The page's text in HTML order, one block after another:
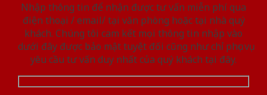
Nhập thông tin để nhận được tư vấn miễn phí qua
điện thoại / email/ tại văn phòng hoặc tại nhà quý
khách. Chúng tôi cam kết mọi thông tin nhập vào
dưới đây được bảo mật tuyệt đối cũng như chỉ phục vụ
yêu cầu tư vấn duy nhất của quý khách tại đây.